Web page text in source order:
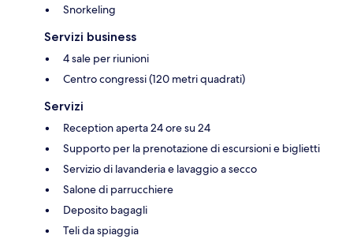
Snorkeling
Servizi business
4 sale per riunioni
Centro congressi (120 metri quadrati)
Servizi
Reception aperta 24 ore su 24
Supporto per la prenotazione di escursioni e biglietti
Servizio di lavanderia e lavaggio a secco
Salone di parrucchiere
Deposito bagagli
Teli da spiaggia